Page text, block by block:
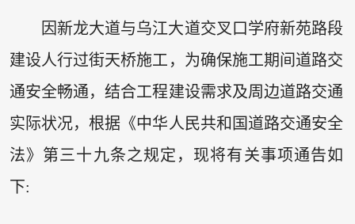
因新龙大道与乌江大道交叉口学府新苑路段
建设人行过街天桥施工，为确保施工期间道路交
通安全畅通，结合工程建设需求及周边道路交通
实际状况，根据《中华人民共和国道路交通安全
法》第三十九条之规定，现将有关事项通告如
下: